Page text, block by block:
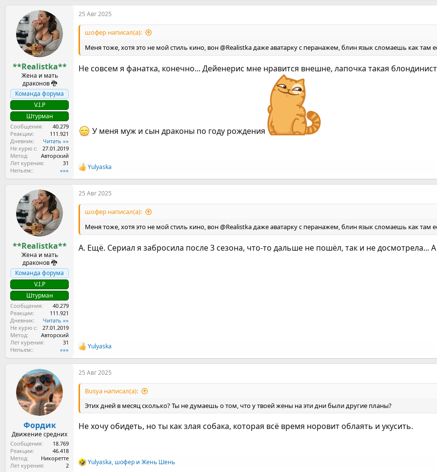
**Realistka**
Жена и мать
драконов 🐉
Команда форума
V.I.P
Штурман
Сообщения
40.279
Реакции
111.921
Дневник
Читать »»
Не курю с
27.01.2019
Метод
Авторский
Лет курения
31
Непьем:
»»»
25 Авг 2025
шофер написал(а):
Меня тоже, хотя это не мой стиль кино, вон @Realistka даже аватарку с перанажем, блин язык сломаешь как там
Не совсем я фанатка, конечно... Дейенерис мне нравится внешне, лапочка такая
У меня муж и сын драконы по году рождения
Р
е
а
к
Yulyaska
**Realistka**
Жена и мать
драконов 🐉
Команда форума
V.I.P
Штурман
Сообщения
40.279
Реакции
111.921
Дневник
Читать »»
Не курю с
27.01.2019
Метод
Авторский
Лет курения
31
Непьем:
»»»
25 Авг 2025
шофер написал(а):
Меня тоже, хотя это не мой стиль кино, вон @Realistka даже аватарку с перанажем, блин язык сломаешь как там
А. Ещё. Сериал я забросила после 3 сезона, что-то дальше не пошёл, так и не досмотрела...
Р
е
а
к
Yulyaska
Фордик
Движение средних
Сообщения
18.769
Реакции
46.418
Метод
Никоретте
Лет курения
2
25 Авг 2025
Busya написал(а):
Этих дней в месяц сколько? Ты не думаешь о том, что у твоей жены на эти дни были другие планы?
Не хочу обидеть, но ты как злая собака, которая всё время норовит облаять и укусить.
Р
Yulyaska, шофер и Жень Шень